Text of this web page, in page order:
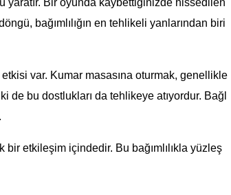
Bir oyunda kaybettiğinizde hissedilen
bağımlılığın en tehlikeli yanlarından biri
var. Kumar masasına oturmak, genellikle
bu dostlukları da tehlikeye atıyordur. Bağl
bir etkileşim içindedir. Bu bağımlılıkla yüzleş